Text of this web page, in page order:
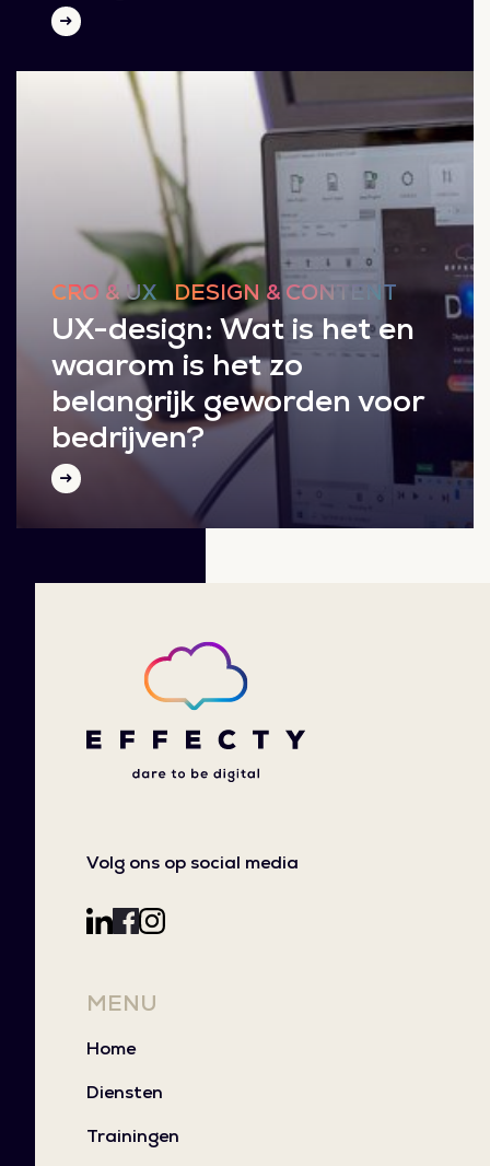
CRO & UX DESIGN & CONTENT
UX-design: Wat is het en
waarom is het zo
belangrijk geworden voor
bedrijven?
Volg ons op social media
MENU
Home
Diensten
Trainingen